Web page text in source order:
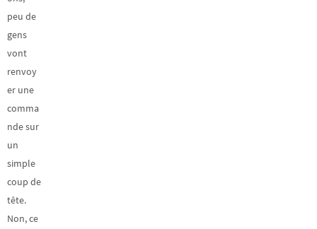
peu de
gens
vont
renvoy
er une
comma
nde sur
un
simple
coup de
tête.
Non, ce